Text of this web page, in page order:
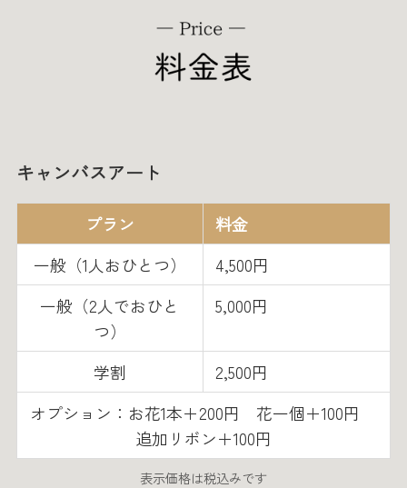
キャンバスアート
プラン
料金
一般（1人おひとつ）
4,500円
一般（2人でおひと
つ）
5,000円
学割
2,500円
オプション：お花1本＋200円 花一個＋100円
追加リボン＋100円
表示価格は税込みです